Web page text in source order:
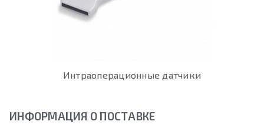
Интраоперационные датчики
ИНФОРМАЦИЯ О ПОСТАВКЕ